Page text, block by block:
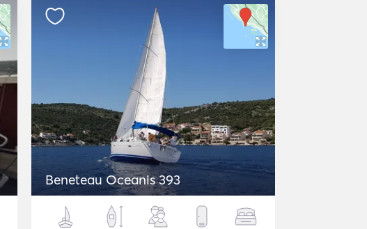
Beneteau Oceanis 393